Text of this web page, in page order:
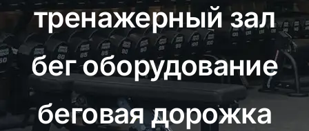
тренажерный зал
бег оборудование
беговая дорожка